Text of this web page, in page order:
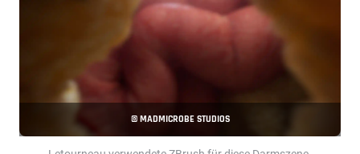
© MADMICROBE STUDIOS